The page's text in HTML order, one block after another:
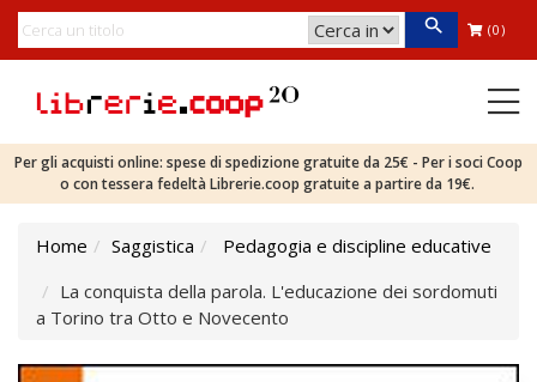
(0)
Per gli acquisti online: spese di spedizione gratuite da 25€ - Per i soci Coop
o con tessera fedeltà Librerie.coop gratuite a partire da 19€.
Home Saggistica
Pedagogia e discipline educative
La conquista della parola. L'educazione dei sordomuti
a Torino tra Otto e Novecento